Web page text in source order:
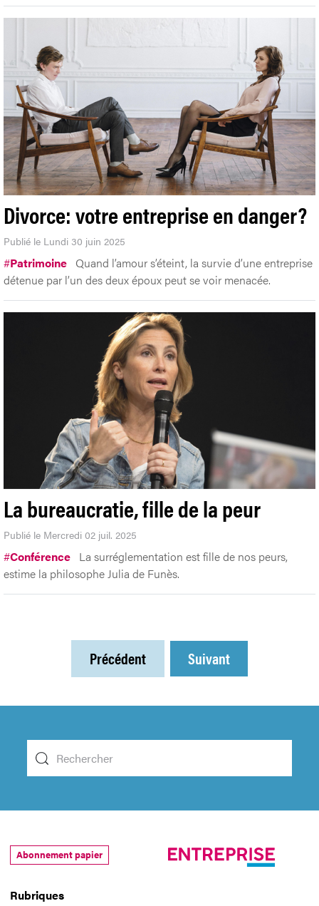
Divorce: votre entreprise en danger?
Publié le Lundi 30 juin 2025
#Patrimoine Quand l’amour s’éteint, la survie d’une entreprise
détenue par l’un des deux époux peut se voir menacée.
La bureaucratie, fille de la peur
Publié le Mercredi 02 juil. 2025
#Conférence La surréglementation est fille de nos peurs,
estime la philosophe Julia de Funès.
Précédent Suivant
Rubriques
Abonnement papier